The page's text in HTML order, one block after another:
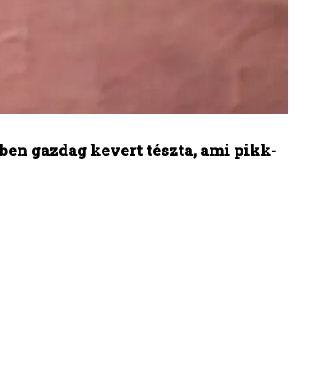
gazdag kevert tészta, ami pikk-